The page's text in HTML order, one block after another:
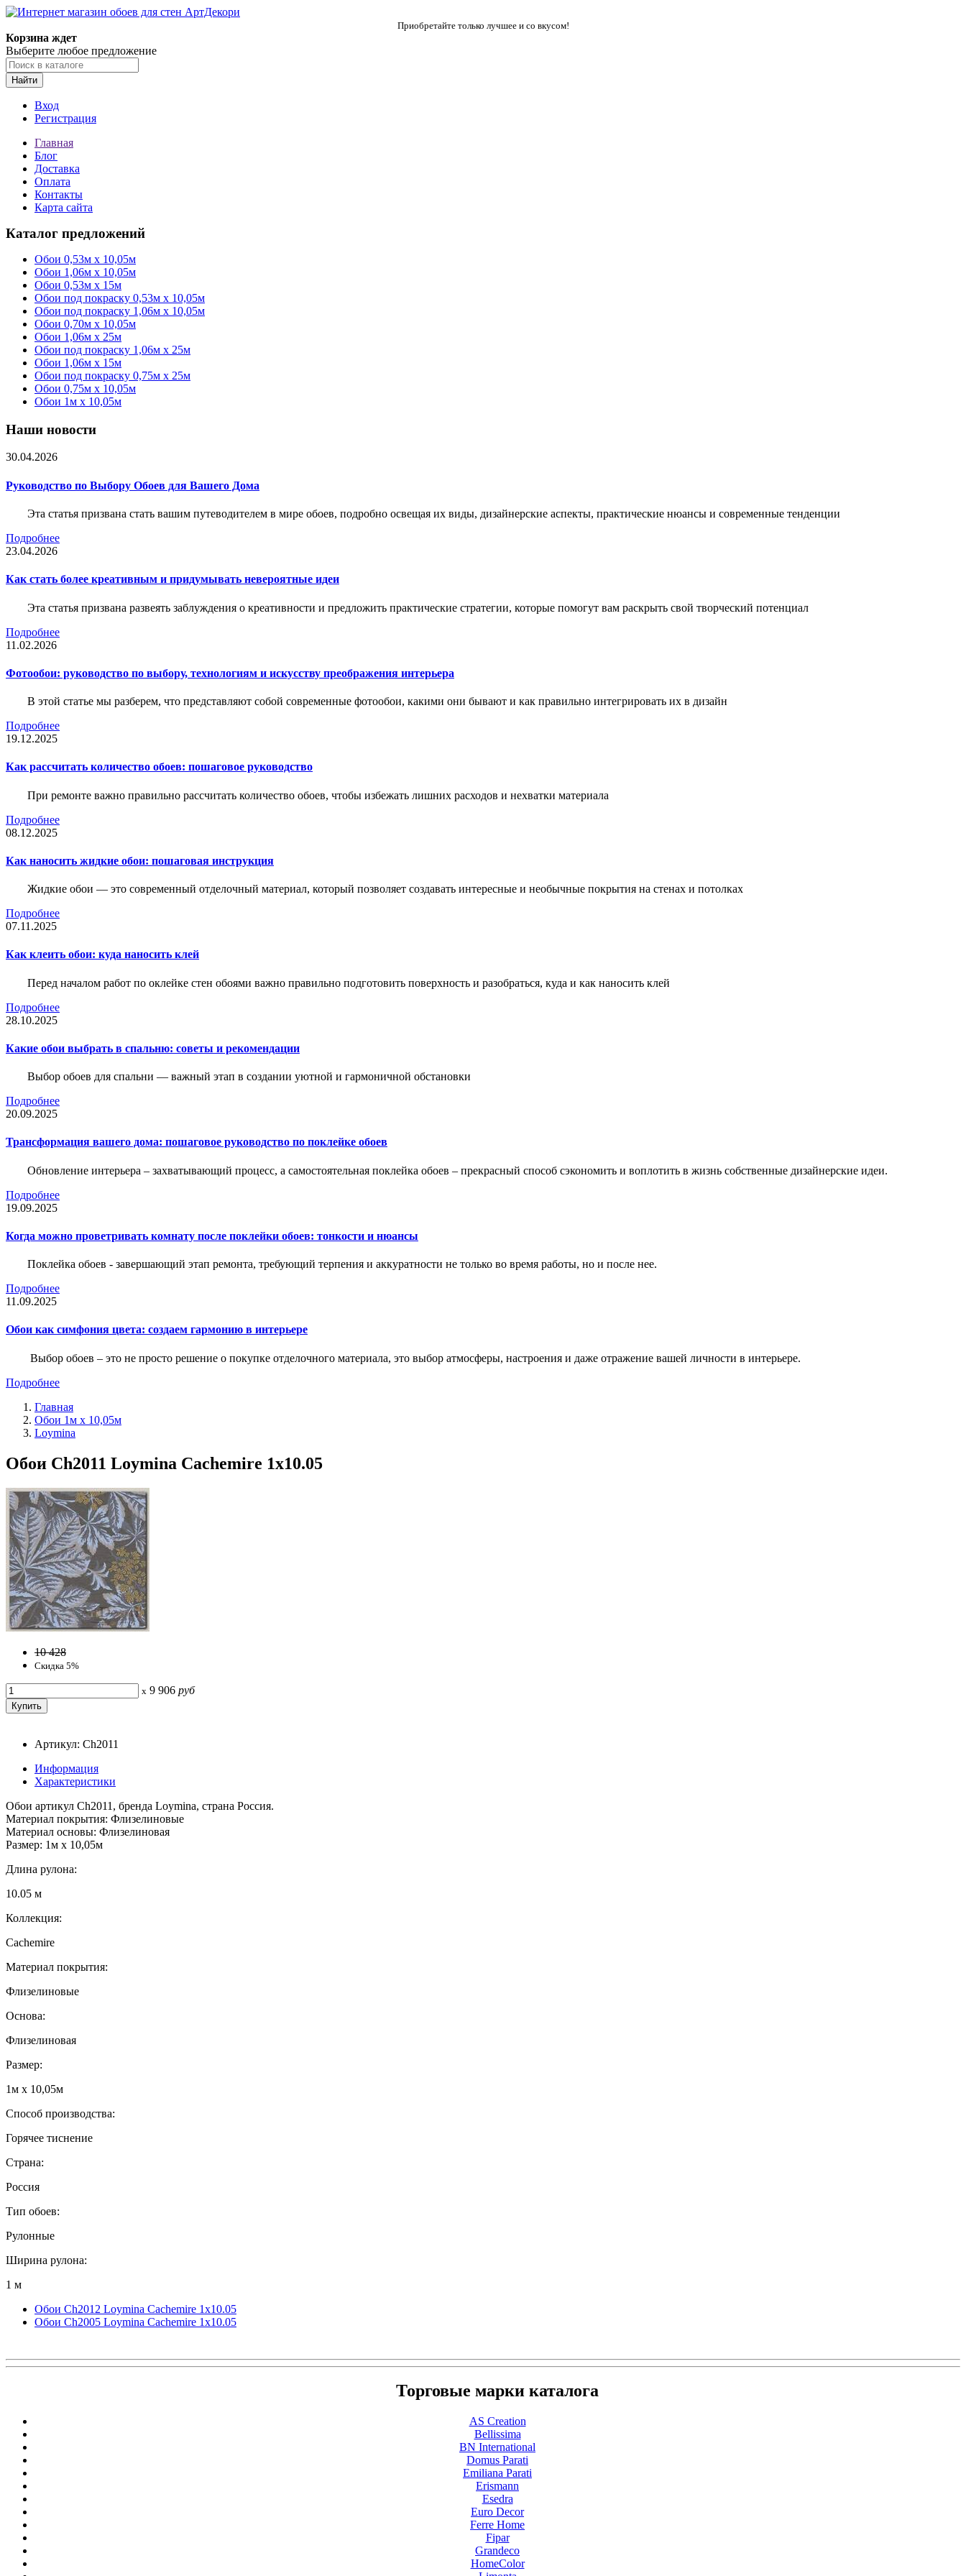
Приобретайте только лучшее и со вкусом!
Корзина ждет
Выберите любое предложение
Найти
Вход
Регистрация
Главная
Блог
Доставка
Оплата
Контакты
Карта сайта
Каталог предложений
Обои 0,53м x 10,05м
Обои 1,06м х 10,05м
Обои 0,53м x 15м
Обои под покраску 0,53м x 10,05м
Обои под покраску 1,06м х 10,05м
Обои 0,70м x 10,05м
Обои 1,06м x 25м
Обои под покраску 1,06м x 25м
Обои 1,06м x 15м
Обои под покраску 0,75м x 25м
Обои 0,75м x 10,05м
Обои 1м х 10,05м
Наши новости
30.04.2026
Руководство по Выбору Обоев для Вашего Дома
Эта статья призвана стать вашим путеводителем в мире обоев, подробно освещая их виды, дизайнерские аспекты, практические нюансы и современные тенденции
Подробнее
23.04.2026
Как стать более креативным и придумывать невероятные идеи
Эта статья призвана развеять заблуждения о креативности и предложить практические стратегии, которые помогут вам раскрыть свой творческий потенциал
Подробнее
11.02.2026
Фотообои: руководство по выбору, технологиям и искусству преображения интерьера
В этой статье мы разберем, что представляют собой современные фотообои, какими они бывают и как правильно интегрировать их в дизайн
Подробнее
19.12.2025
Как рассчитать количество обоев: пошаговое руководство
При ремонте важно правильно рассчитать количество обоев, чтобы избежать лишних расходов и нехватки материала
Подробнее
08.12.2025
Как наносить жидкие обои: пошаговая инструкция
Жидкие обои — это современный отделочный материал, который позволяет создавать интересные и необычные покрытия на стенах и потолках
Подробнее
07.11.2025
Как клеить обои: куда наносить клей
Перед началом работ по оклейке стен обоями важно правильно подготовить поверхность и разобраться, куда и как наносить клей
Подробнее
28.10.2025
Какие обои выбрать в спальню: советы и рекомендации
Выбор обоев для спальни — важный этап в создании уютной и гармоничной обстановки
Подробнее
20.09.2025
Трансформация вашего дома: пошаговое руководство по поклейке обоев
Обновление интерьера – захватывающий процесс, а самостоятельная поклейка обоев – прекрасный способ сэкономить и воплотить в жизнь собственные дизайнерские идеи.
Подробнее
19.09.2025
Когда можно проветривать комнату после поклейки обоев: тонкости и нюансы
Поклейка обоев - завершающий этап ремонта, требующий терпения и аккуратности не только во время работы, но и после нее.
Подробнее
11.09.2025
Обои как симфония цвета: создаем гармонию в интерьере
Выбор обоев – это не просто решение о покупке отделочного материала, это выбор атмосферы, настроения и даже отражение вашей личности в интерьере.
Подробнее
Главная
Обои 1м х 10,05м
Loymina
Обои Ch2011 Loymina Cachemire 1x10.05
10 428
Скидка 5%
x 9 906 руб
Артикул: Ch2011
Информация
Характеристики
Обои артикул Ch2011, бренда Loymina, страна Россия.
Материал покрытия: Флизелиновые
Материал основы: Флизелиновая
Размер: 1м х 10,05м
Длина рулона:
10.05 м
Коллекция:
Cachemire
Материал покрытия:
Флизелиновые
Основа:
Флизелиновая
Размер:
1м х 10,05м
Способ производства:
Горячее тиснение
Страна:
Россия
Тип обоев:
Рулонные
Ширина рулона:
1 м
Обои Ch2012 Loymina Cachemire 1x10.05
Обои Ch2005 Loymina Cachemire 1x10.05
Торговые марки каталога
AS Creation
Bellissima
BN International
Domus Parati
Emiliana Parati
Erismann
Esedra
Euro Decor
Ferre Home
Fipar
Grandeco
HomeColor